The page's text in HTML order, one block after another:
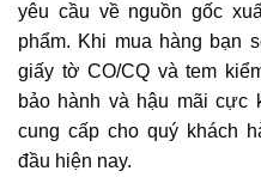
yêu cầu về nguồn gốc
phẩm. Khi mua hàng bạn
giấy tờ CO/CQ và tem
bảo hành và hậu mãi cực
cung cấp cho quý khách
đầu hiện nay.